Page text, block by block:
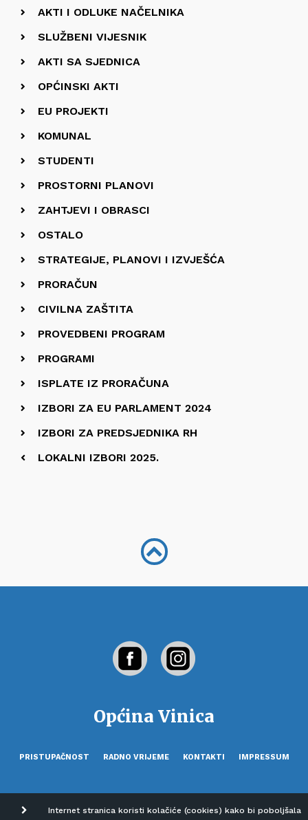
AKTI I ODLUKE NAČELNIKA
SLUŽBENI VIJESNIK
AKTI SA SJEDNICA
OPĆINSKI AKTI
EU PROJEKTI
KOMUNAL
STUDENTI
PROSTORNI PLANOVI
ZAHTJEVI I OBRASCI
OSTALO
STRATEGIJE, PLANOVI I IZVJEŠĆA
PRORAČUN
CIVILNA ZAŠTITA
PROVEDBENI PROGRAM
PROGRAMI
ISPLATE IZ PRORAČUNA
IZBORI ZA EU PARLAMENT 2024
IZBORI ZA PREDSJEDNIKA RH
LOKALNI IZBORI 2025.
Općina Vinica
PRISTUPAČNOST RADNO VRIJEME KONTAKTI IMPRESSUM
Internet stranica koristi kolačiće (cookies) kako bi poboljšala